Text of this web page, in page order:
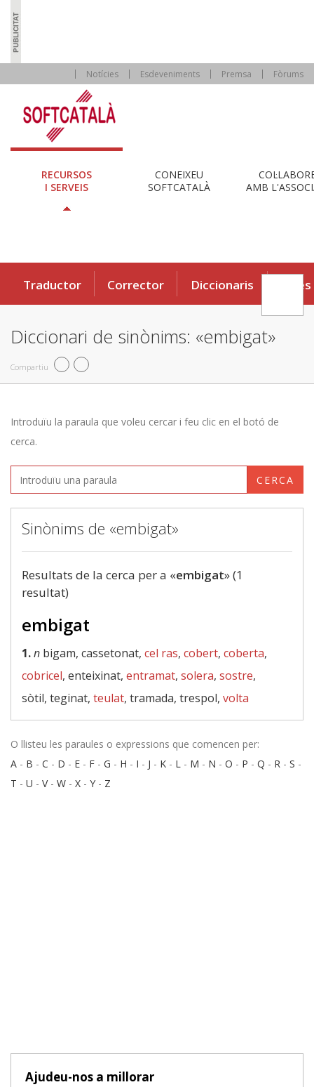
Notícies Esdeveniments Premsa Fòrums
RECURSOS
I SERVEIS
CONEIXEU
SOFTCATALÀ
AMB
Traductor Corrector Diccionaris Eines
Diccionari de sinònims: «embigat»
Compartiu
Introduïu la paraula que voleu cercar i feu clic en el botó de
cerca.
CERCA
Sinònims de «embigat»
Resultats de la cerca per a «embigat» (1
resultat)
embigat
1.n bigam, cassetonat, cel ras, cobert, coberta,
cobricel, enteixinat, entramat, solera, sostre,
sòtil, teginat, teulat, tramada, trespol, volta
O llisteu les paraules o expressions que comencen per:
A - B - C - D - E - F - G - H - I - J - K - L - M - N - O - P - Q - R - S -
T - U - V- W - X - Y - Z
Ajudeu-nos a millorar